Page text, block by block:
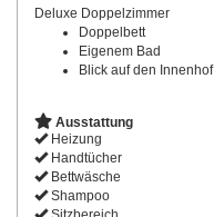
Deluxe Doppelzimmer
Doppelbett
Eigenem Bad
Blick auf den Innenhof
Ausstattung
Heizung
Handtücher
Bettwäsche
Shampoo